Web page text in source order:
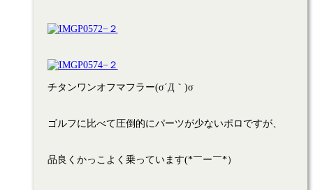
チタンワンオフマフラー(σ´Д｀)σ
ゴルフに比べて圧倒的にパーツが少ないポロですが、
品良くかっこよく乗っています(*￣ー￣*）